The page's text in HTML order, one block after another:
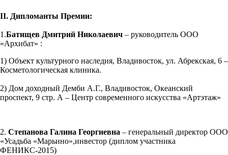
II. Дипломанты Премии:
1.Батищев Дмитрий Николаевич – руководитель ООО
«Архибат» :
1) Объект культурного наследия, Владивосток, ул. Абрекская, 6 –
Косметологическая клиника.
2) Дом доходный Демби А.Г., Владивосток, Океанский
проспект, 9 стр. А – Центр современного искусства «Артэтаж»
2. Степанова Галина Георгиевна – генеральный директор ООО
«Усадьба «Марьино»,инвестор (диплом участника
ФЕНИКС-2015)